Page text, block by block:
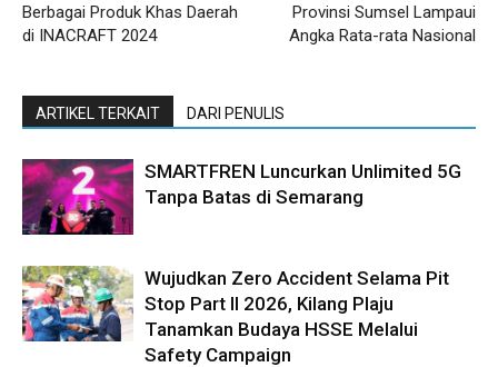
Berbagai Produk Khas Daerah
di INACRAFT 2024
Provinsi Sumsel Lampaui
Angka Rata-rata Nasional
ARTIKEL TERKAIT DARI PENULIS
SMARTFREN Luncurkan Unlimited 5G
Tanpa Batas di Semarang
Wujudkan Zero Accident Selama Pit
Stop Part II 2026, Kilang Plaju
Tanamkan Budaya HSSE Melalui
Safety Campaign